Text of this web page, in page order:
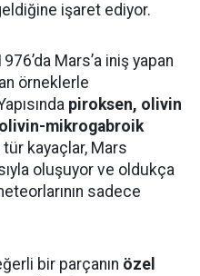
işaret ediyor.
Mars’a iniş yapan
örneklerle
piroksen, olivin
olivin-mikrogabroik
tür kayaçlar, Mars
oluşuyor ve oldukça
sadece
bir parçanın özel